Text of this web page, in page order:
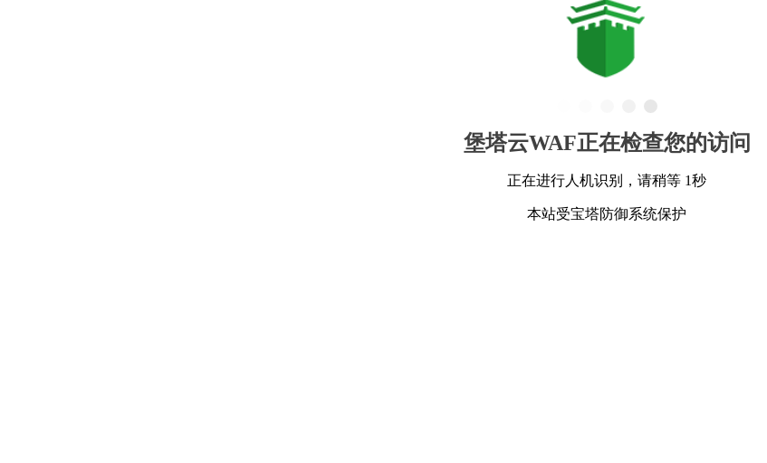
堡塔云WAF正在检查您的访问
正在进行人机识别，请稍等 1秒
本站受宝塔防御系统保护